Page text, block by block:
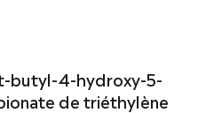
butyl-4-hydroxy-5-
de triéthylène